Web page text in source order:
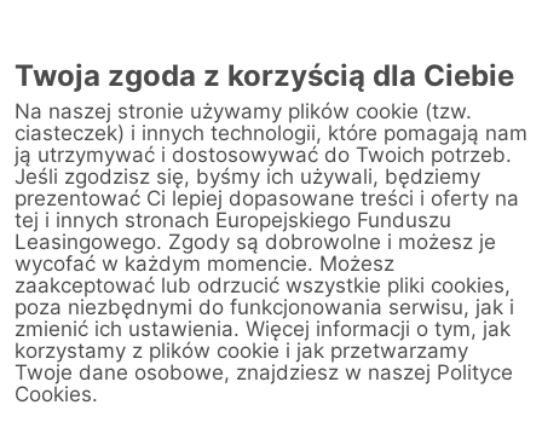
PRZEDSTAWICIEL
W POZNANIU
Twoja zgoda z korzyścią dla Ciebie
Na naszej stronie używamy plików cookie (tzw.
ciasteczek) i innych technologii, które pomagają nam
ją utrzymywać i dostosowywać do Twoich potrzeb.
Jeśli zgodzisz się, byśmy ich używali, będziemy
prezentować Ci lepiej dopasowane treści i oferty na
tej i innych stronach Europejskiego Funduszu
Leasingowego. Zgody są dobrowolne i możesz je
wycofać w każdym momencie. Możesz
zaakceptować lub odrzucić wszystkie pliki cookies,
poza niezbędnymi do funkcjonowania serwisu, jak i
zmienić ich ustawienia. Więcej informacji o tym, jak
korzystamy z plików cookie i jak przetwarzamy
Twoje dane osobowe, znajdziesz w naszej Polityce
Cookies.